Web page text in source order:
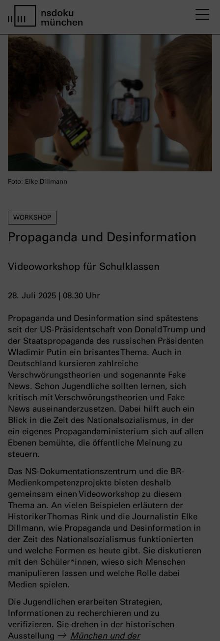
WORKSHOP
Propaganda und Desinformation
Videoworkshop für Schulklassen
28. Juli 2025 | 08.30 Uhr
Foto: Elke Dillmann
Propaganda und Desinformation sind spätestens
seit der US-Präsidentschaft von Donald Trump und
der Staatspropaganda des russischen Präsidenten
Wladimir Putin ein brisantes Thema. Auch in
Deutschland kursieren zahlreiche
Verschwörungstheorien und sogenannte Fake
News. Schon Jugendliche sollten lernen, sich
kritisch mit Verschwörungstheorien und Fake
News auseinanderzusetzen. Dabei hilft auch ein
Blick in die Zeit des Nationalsozialismus, in der
ein eigenes Propagandaministerium sich auf allen
Ebenen bemühte, die öffentliche Meinung zu
steuern.
Das NS-Dokumentationszentrum und die BR-
Medienkompetenzprojekte bieten deshalb
gemeinsam einen Videoworkshop zu diesem
Thema an. An vielen Beispielen erläutern der
Historiker Thomas Rink und die Journalistin Elke
Dillmann, wie Propaganda und Desinformation in
der Zeit des Nationalsozialismus funktionierten
und welche Formen es heute gibt. Sie diskutieren
mit den Schüler*innen, wieso sich Menschen
manipulieren lassen und welche Rolle dabei
Medien spielen.
Die Jugendlichen erarbeiten Strategien,
Informationen zu recherchieren und zu
verifizieren. Sie drehen in der historischen
Ausstellung
München und der